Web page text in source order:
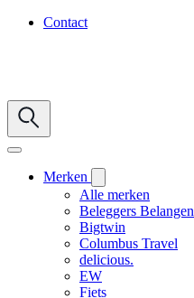
Contact
Merken
Alle merken
Beleggers Belangen
Bigtwin
Columbus Travel
delicious.
EW
Fiets